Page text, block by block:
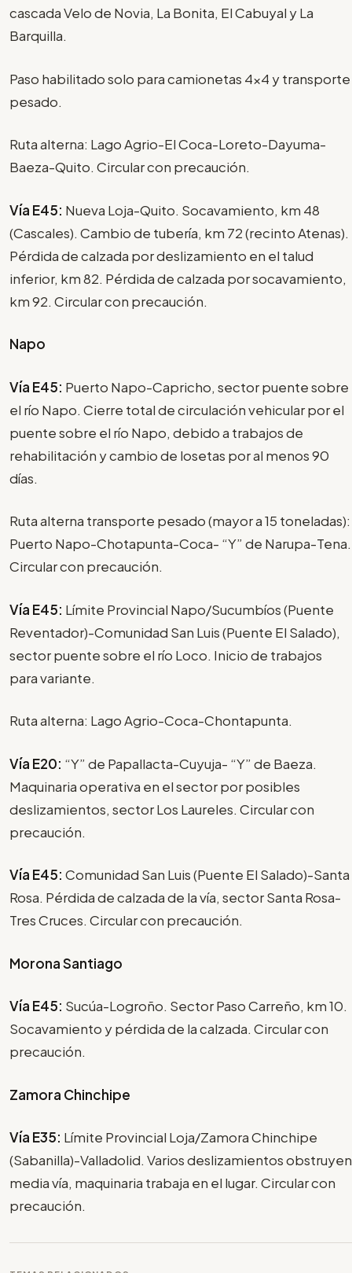
cascada Velo de Novia, La Bonita, El Cabuyal y La
Barquilla.
Paso habilitado solo para camionetas 4x4 y transporte
pesado.
Ruta alterna: Lago Agrio-El Coca-Loreto-Dayuma-
Baeza-Quito. Circular con precaución.
Vía E45: Nueva Loja-Quito. Socavamiento, km 48
(Cascales). Cambio de tubería, km 72 (recinto Atenas).
Pérdida de calzada por deslizamiento en el talud
inferior, km 82. Pérdida de calzada por socavamiento,
km 92. Circular con precaución.
Napo
Vía E45: Puerto Napo-Capricho, sector puente sobre
el río Napo. Cierre total de circulación vehicular por el
puente sobre el río Napo, debido a trabajos de
rehabilitación y cambio de losetas por al menos 90
días.
Ruta alterna transporte pesado (mayor a 15 toneladas):
Puerto Napo-Chotapunta-Coca- “Y” de Narupa-Tena.
Circular con precaución.
Vía E45: Límite Provincial Napo/Sucumbíos (Puente
Reventador)-Comunidad San Luis (Puente El Salado),
sector puente sobre el río Loco. Inicio de trabajos
para variante.
Ruta alterna: Lago Agrio-Coca-Chontapunta.
Vía E20: “Y” de Papallacta-Cuyuja- “Y” de Baeza.
Maquinaria operativa en el sector por posibles
deslizamientos, sector Los Laureles. Circular con
precaución.
Vía E45: Comunidad San Luis (Puente El Salado)-Santa
Rosa. Pérdida de calzada de la vía, sector Santa Rosa-
Tres Cruces. Circular con precaución.
Morona Santiago
Vía E45: Sucúa-Logroño. Sector Paso Carreño, km 10.
Socavamiento y pérdida de la calzada. Circular con
precaución.
Zamora Chinchipe
Vía E35: Límite Provincial Loja/Zamora Chinchipe
(Sabanilla)-Valladolid. Varios deslizamientos obstruyen
media vía, maquinaria trabaja en el lugar. Circular con
precaución.